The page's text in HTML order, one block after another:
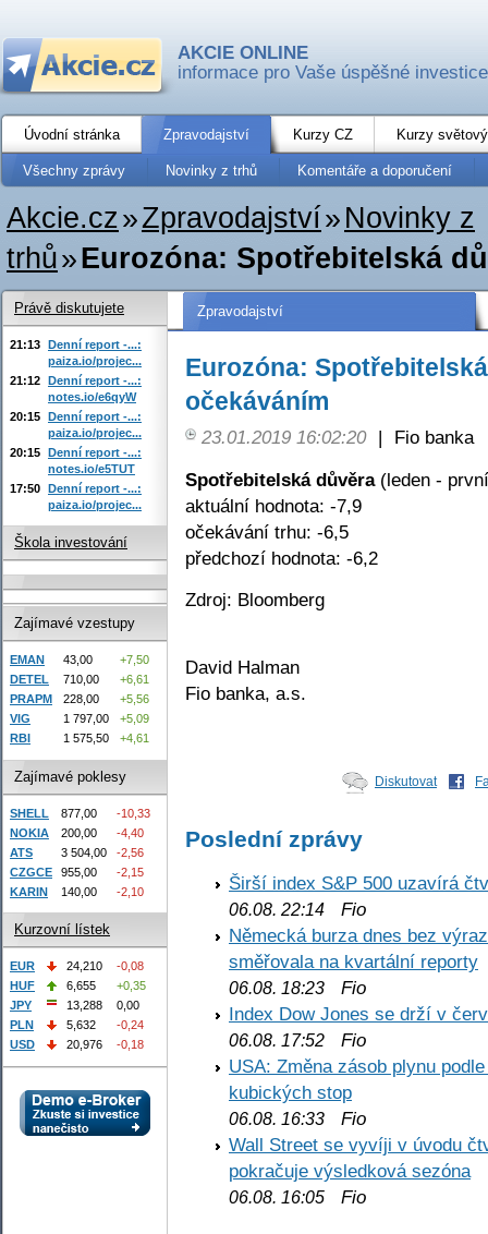
AKCIE ONLINE
informace pro Vaše úspěšné investice
Úvodní stránka Zpravodajství Kurzy CZ Kurzy
Všechny zprávy Novinky z trhů Komentáře a doporučení
Akcie.cz»Zpravodajství» Novinky z
trhů»Eurozóna: Spotřebitelská
Zpravodajství
Eurozóna:
očekáváním
23.01.2019 16:02:20 |
Fio banka
Spotřebitelská důvěra(leden -
aktuální hodnota: -7,9
očekávání trhu: -6,5
předchozí hodnota: -6,2
Zdroj: Bloomberg
David Halman
Fio banka, a.s.
Diskutovat
Poslední zprávy
Širší index S&P 500 uzavírá
06.08. 22:14 Fio
Německá burza dnes bez
směřovala na kvartální reporty
06.08. 18:23 Fio
Index Dow Jones se drží v
06.08. 17:52 Fio
USA: Změna zásob plynu
kubických stop
06.08. 16:33 Fio
Wall Street se vyvíji v úvodu
pokračuje výsledková sezóna
06.08. 16:05 Fio
Právě diskutujete
21:13 Denní report -...:
paiza.io/projec...
21:12 Denní report -...:
notes.io/e6qyW
20:15 Denní report -...:
paiza.io/projec...
20:15 Denní report -...:
notes.io/e5TUT
17:50 Denní report -...:
paiza.io/projec...
Škola investování
Zajímavé vzestupy
EMAN 43,00
+7,50
DETEL
710,00
+6,61
PRAPM
228,00
+5,56
VIG
1 797,00
+5,09
RBI
1 575,50 +4,61
Zajímavé poklesy
SHELL 877,00
-10,33
NOKIA
200,00
-4,40
ATS
3 504,00
-2,56
CZGCE
955,00
-2,15
KARIN
140,00 -2,10
Kurzovní lístek
EUR 24,210
-0,08
HUF
6,655
+0,35
JPY
13,288
0,00
PLN
5,632
-0,24
USD
20,976 -0,18